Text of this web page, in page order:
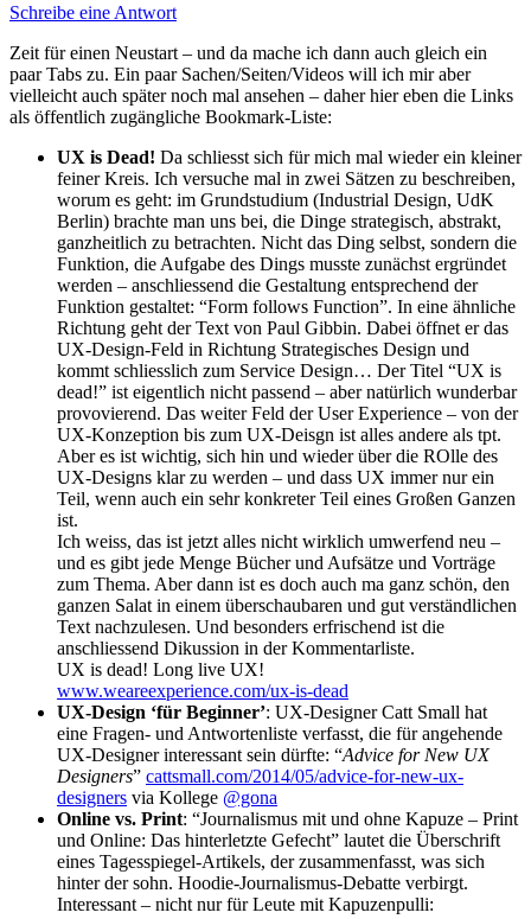
Schreibe eine Antwort
Zeit für einen Neustart – und da mache ich dann auch gleich ein
paar Tabs zu. Ein paar Sachen/Seiten/Videos will ich mir aber
vielleicht auch später noch mal ansehen – daher hier eben die Links
als öffentlich zugängliche Bookmark-Liste:
UX is Dead! Da schliesst sich für mich mal wieder ein kleiner
feiner Kreis. Ich versuche mal in zwei Sätzen zu beschreiben,
worum es geht: im Grundstudium (Industrial Design, UdK
Berlin) brachte man uns bei, die Dinge strategisch, abstrakt,
ganzheitlich zu betrachten. Nicht das Ding selbst, sondern die
Funktion, die Aufgabe des Dings musste zunächst ergründet
werden – anschliessend die Gestaltung entsprechend der
Funktion gestaltet: “Form follows Function”. In eine ähnliche
Richtung geht der Text von Paul Gibbin. Dabei öffnet er das
UX-Design-Feld in Richtung Strategisches Design und
kommt schliesslich zum Service Design… Der Titel “UX is
dead!” ist eigentlich nicht passend – aber natürlich wunderbar
provovierend. Das weiter Feld der User Experience – von der
UX-Konzeption bis zum UX-Deisgn ist alles andere als tpt.
Aber es ist wichtig, sich hin und wieder über die ROlle des
UX-Designs klar zu werden – und dass UX immer nur ein
Teil, wenn auch ein sehr konkreter Teil eines Großen Ganzen
ist.
Ich weiss, das ist jetzt alles nicht wirklich umwerfend neu –
und es gibt jede Menge Bücher und Aufsätze und Vorträge
zum Thema. Aber dann ist es doch auch ma ganz schön, den
ganzen Salat in einem überschaubaren und gut verständlichen
Text nachzulesen. Und besonders erfrischend ist die
anschliessend Dikussion in der Kommentarliste.
UX is dead! Long live UX!
www.weareexperience.com/ux-is-dead
UX-Design ‘für Beginner’: UX-Designer Catt Small hat
eine Fragen- und Antwortenliste verfasst, die für angehende
UX-Designer interessant sein dürfte: “Advice for New UX
Designers” cattsmall.com/2014/05/advice-for-new-ux-
designers via Kollege @gona
Online vs. Print: “Journalismus mit und ohne Kapuze – Print
und Online: Das hinterletzte Gefecht” lautet die Überschrift
eines Tagesspiegel-Artikels, der zusammenfasst, was sich
hinter der sohn. Hoodie-Journalismus-Debatte verbirgt.
Interessant – nicht nur für Leute mit Kapuzenpulli: